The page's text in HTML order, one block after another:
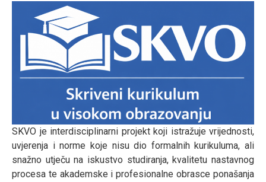
SKVO je interdisciplinarni projekt koji istražuje vrijednosti,
uvjerenja i norme koje nisu dio formalnih kurikuluma, ali
snažno utječu na iskustvo studiranja, kvalitetu nastavnog
procesa te akademske i profesionalne obrasce ponašanja